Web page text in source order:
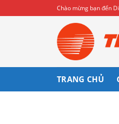
to
Chào mừng bạn đến
TRANG CHỦ